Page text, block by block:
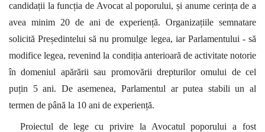
candidații la funcția de Avocat al poporului, și anume cerința de a
avea minim 20 de ani de experiență. Organizațiile semnatare
solicită Președintelui să nu promulge legea, iar Parlamentului - să
modifice legea, revenind la condiția anterioară de activitate notorie
în domeniul apărării sau promovării drepturilor omului de cel
puțin 5 ani. De asemenea, Parlamentul ar putea stabili un al
termen de până la 10 ani de experiență.
Proiectul de lege cu privire la Avocatul poporului a fost